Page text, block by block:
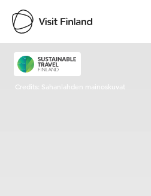
Visit Finland
Credits: Sahanlahden mainoskuvat